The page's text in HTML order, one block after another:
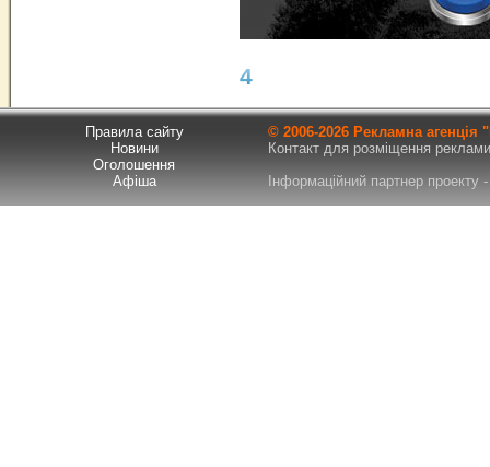
4
Правила сайту
Новини
Оголошення
Афіша
© 2006-2026 Рекламна
Контакт для розміщення
Інформаційний партнер проекту